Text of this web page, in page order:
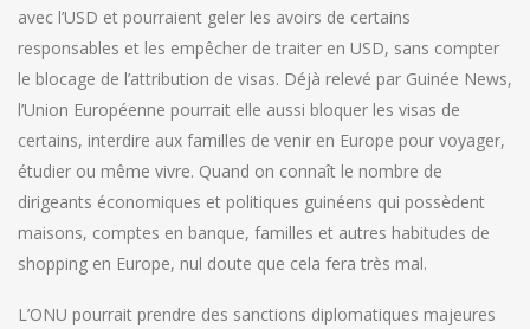
avec l’USD et pourraient geler les avoirs de certains
responsables et les empêcher de traiter en USD, sans compter
le blocage de l’attribution de visas. Déjà relevé par Guinée News,
l’Union Européenne pourrait elle aussi bloquer les visas de
certains, interdire aux familles de venir en Europe pour voyager,
étudier ou même vivre. Quand on connaît le nombre de
dirigeants économiques et politiques guinéens qui possèdent
maisons, comptes en banque, familles et autres habitudes de
shopping en Europe, nul doute que cela fera très mal.
L’ONU pourrait prendre des sanctions diplomatiques majeures